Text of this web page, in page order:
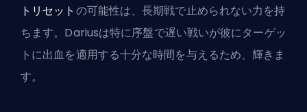
トリセット の可能性は、長期戦で止められない力を持
ちます。Dariusは特に序盤で遅い戦いが彼にターゲッ
トに出血を適用する十分な時間を与えるため、輝きま
す。